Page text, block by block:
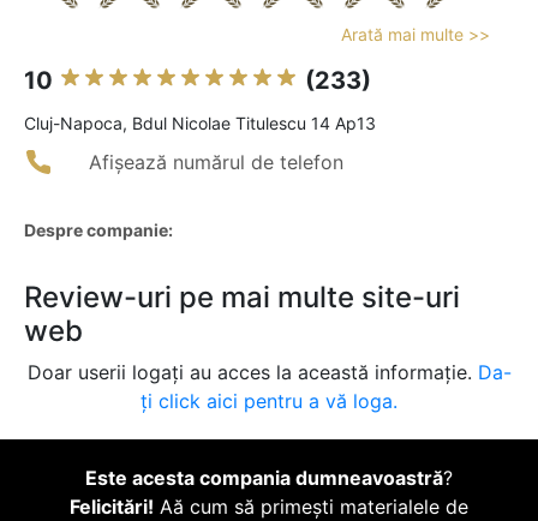
Arată mai multe >>
10 (233)
Cluj-Napoca, Bdul Nicolae Titulescu 14 Ap13
Afișează numărul de telefon
Despre companie:
Review-uri pe mai multe site-uri
web
Doar userii logați au acces la această informație. Da-
ți click aici pentru a vă loga.
Este acesta compania dumneavoastră?
Felicitări! Aă cum să primești materialele de